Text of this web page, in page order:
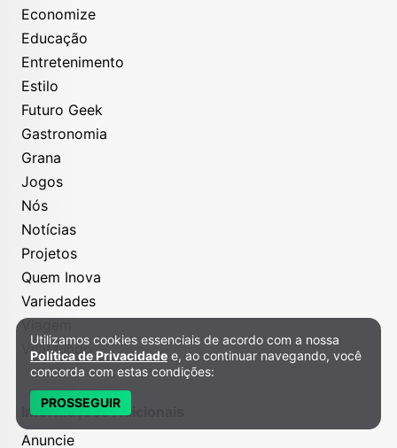
Economize
Educação
Entretenimento
Estilo
Futuro Geek
Gastronomia
Grana
Jogos
Nós
Notícias
Projetos
Quem Inova
Variedades
Viagem
VilaMundo
Informações Adicionais
Anuncie
Política de Privacidade e Cookies
Utilizamos cookies essenciais de acordo com a nossa
Política de Privacidade e, ao continuar navegando, você
concorda com estas condições:
PROSSEGUIR